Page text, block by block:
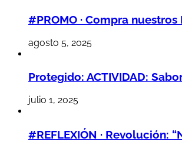
#PROMO · Compra nuestros
agosto 5, 2025
Protegido: ACTIVIDAD:
julio 1, 2025
#REFLEXIÓN · Revolución: